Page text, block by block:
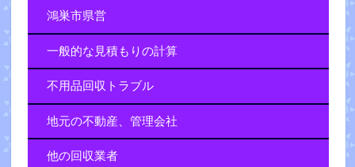
鴻巣市県営
一般的な見積もりの計算
不用品回収トラブル
地元の不動産、管理会社
他の回収業者